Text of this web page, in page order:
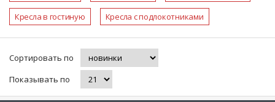
Кресла в гостиную Кресла с подлокотниками
Сортировать по
Показывать по